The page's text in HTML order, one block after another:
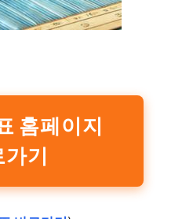
홈페이지
가기